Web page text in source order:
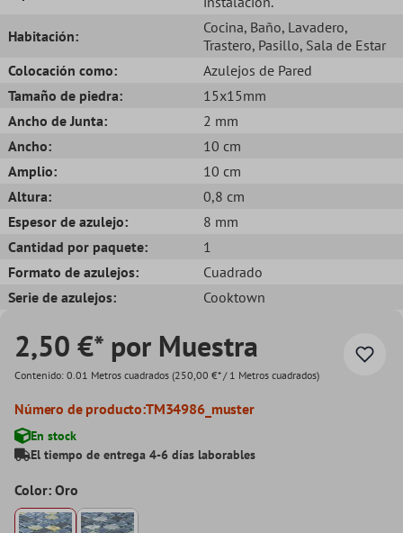
Habitación:
Cocina, Baño, Lavadero,
Trastero, Pasillo, Sala de Estar
Colocación como:
Azulejos de Pared
Tamaño de piedra:
15x15mm
Ancho de Junta:
2 mm
Ancho:
10 cm
Amplio:
10 cm
Altura:
0,8 cm
Espesor de azulejo:
8 mm
Cantidad por paquete:
1
Formato de azulejos:
Cuadrado
Serie de azulejos:
Cooktown
2,50 €* por Muestra
Contenido: 0.01 Metros cuadrados (250,00 €* / 1 Metros cuadrados)
Número de producto:TM34986_muster
En stock
El tiempo de entrega 4-6 días laborables
Color: Oro